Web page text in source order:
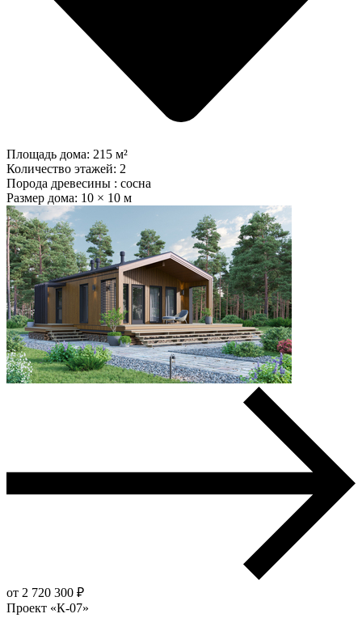
Площадь дома: 215 м²
Количество этажей: 2
Порода древесины : сосна
Размер дома: 10 × 10 м
от 2 720 300 ₽
Проект «К-07»